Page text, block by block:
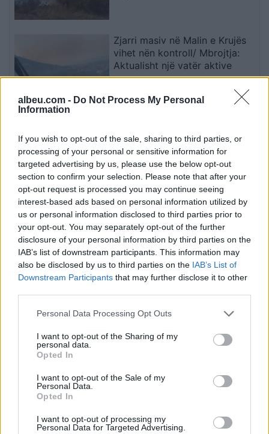
albeu.com - Do Not Process My Personal
Information
If you wish to opt-out of the sale, sharing to third parties, or
processing of your personal or sensitive information for
targeted advertising by us, please use the below opt-out
section to confirm your selection. Please note that after your
opt-out request is processed you may continue seeing
interest-based ads based on personal information utilized by
us or personal information disclosed to third parties prior to
your opt-out. You may separately opt-out of the further
disclosure of your personal information by third parties on the
IAB’s list of downstream participants. This information may
also be disclosed by us to third parties on the IAB’s List of
Downstream Participants that may further disclose it to other
Personal Data Processing Opt Outs
I want to opt-out of the Sharing of my
personal data.
Opted In
I want to opt-out of the Sale of my
Personal Data.
Opted In
I want to opt-out of processing my
Personal Data for Targeted Advertising.
Zjarri masiv në Malin e Krujës
vihet nën kontroll/ Mbrojtja:
Aktualisht një vatër aktive
momentin kyç
Esim for Global
Esim for USA|Esim for Italy| Esim for Spain|Esim